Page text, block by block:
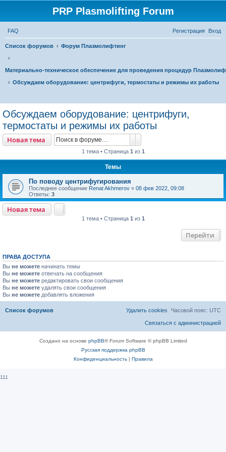
PRP Plasmolifting Forum
FAQ Вход
Регистрация
Список форумов Форум Плазмолифтинг
Материально-техническое обеспечение для проведения процедур
Обсуждаем оборудование: центрифуги, термостаты и режимы их работы
Обсуждаем оборудование: центрифуги,
термостаты и режимы их работы
Новая тема
1 тема • Страница 1 из 1
Темы
По поводу центрифугирования
Последнее сообщение Renat Akhmerov « 08 фев 2022, 09:08
Ответы: 3
Новая тема
1 тема • Страница 1 из 1
Перейти
ПРАВА ДОСТУПА
Вы не можете начинать темы
Вы не можете отвечать на сообщения
Вы не можете редактировать свои сообщения
Вы не можете удалять свои сообщения
Вы не можете добавлять вложения
Список форумов Часовой пояс: UTC
Удалить cookies
Связаться с администрацией
Создано на основе phpBB® Forum Software © phpBB Limited
Русская поддержка phpBB
Конфиденциальность| Правила
111